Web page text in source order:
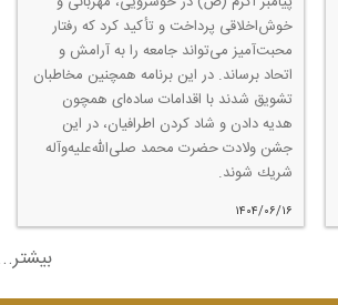
خوش‌اخلاقی پرداخت و تأكید كرد كه رفتار
محبت‌آمیز می‌تواند جامعه را به آرامش و
اتحاد برساند. در این برنامه همچنین مخاطبان
تشویق شدند با اقدامات ساده‌ای همچون
هدیه دادن و شاد كردن اطرافیان، در این
جشن ولادت حضرت محمد صلی‌الله‌علیه‌وآله
شریك شوند.
۱۴۰۴/۰۶/۱۶
...بیشتر